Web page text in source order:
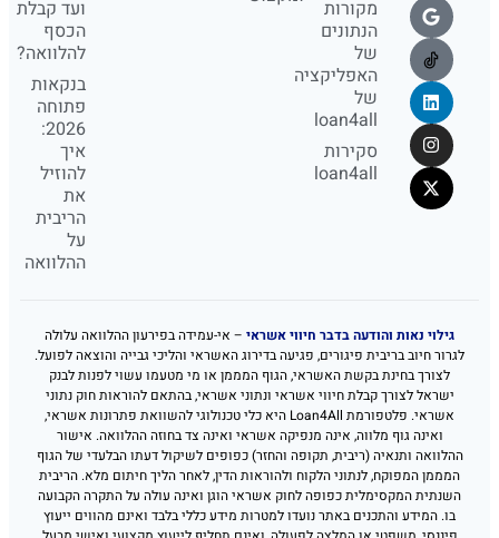
מקורות
הנתונים
של
האפליקציה
של
loan4all
סקירות
loan4all
ועד קבלת
הכסף
להלוואה?
בנקאות
פתוחה
2026:
איך
להוזיל
את
הריבית
על
ההלוואה
גילוי נאות והודעה בדבר חיווי אשראי – אי-עמידה בפירעון ההלוואה עלולה
לגרור חיוב בריבית פיגורים, פגיעה בדירוג האשראי והליכי גבייה והוצאה לפועל.
לצורך בחינת בקשת האשראי, הגוף המממן או מי מטעמו עשוי לפנות לבנק
ישראל לצורך קבלת חיווי אשראי ונתוני אשראי, בהתאם להוראות חוק נתוני
אשראי. פלטפורמת Loan4All היא כלי טכנולוגי להשוואת פתרונות אשראי,
ואינה גוף מלווה, אינה מנפיקה אשראי ואינה צד בחוזה ההלוואה. אישור
ההלוואה ותנאיה (ריבית, תקופה והחזר) כפופים לשיקול דעתו הבלעדי של הגוף
המממן המפוקח, לנתוני הלקוח ולהוראות הדין, לאחר הליך חיתום מלא. הריבית
השנתית המקסימלית כפופה לחוק אשראי הוגן ואינה עולה על התקרה הקבועה
בו. המידע והתכנים באתר נועדו למטרות מידע כללי בלבד ואינם מהווים ייעוץ